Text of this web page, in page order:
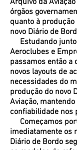
Arquivo da
órgãos
quanto à
novo Diário de
Estudando junto
Aeroclubes e
passamos então a
novos layouts de
necessidades do
produção do novo
Aviação,
confiabilidade nos
Começamos
imediatamente os
Diário de Bordo